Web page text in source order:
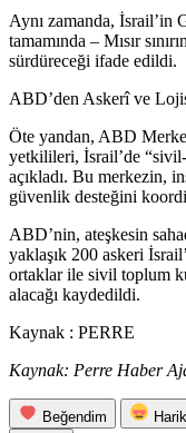
Aynı zamanda, İsrail’in
tamamında – Mısır
sürdüreceği ifade edildi.
ABD’den Askerî ve
Öte yandan, ABD
yetkilileri, İsrail’de
açıkladı. Bu merkezin,
güvenlik desteğini
ABD’nin, ateşkesin
yaklaşık 200 askeri
ortaklar ile sivil toplum
alacağı kaydedildi.
Kaynak : PERRE
Kaynak: Perre Haber
Beğendim